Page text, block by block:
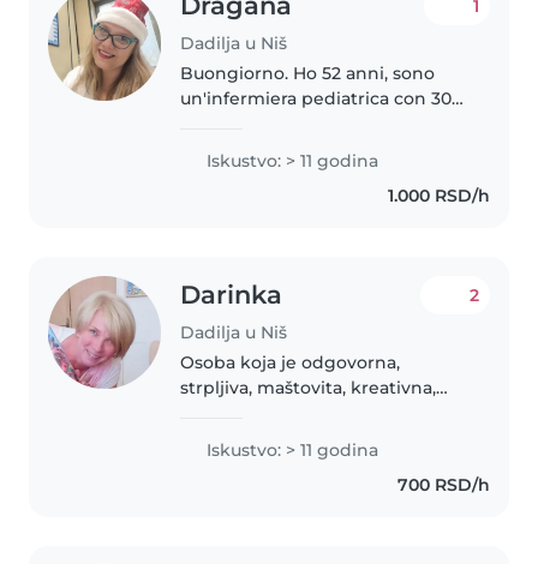
Dadilja u Niš
1
Buongiorno. Ho 52 anni, sono
un'infermiera pediatrica con 30
un'educatrice professionale. Ho
molta esperienza nel lavoro con i
bambini, sia con neonati..
Iskustvo: > 11 godina
1.000 RSD/h
Darinka
Dadilja u Niš
2
Osoba koja je odgovorna,
strpljiva, maštovita, kreativna,
vestina. Dugogodišnje iskustvo
kao strukovni vaspitač u
Iskustvo: > 11 godina
700 RSD/h